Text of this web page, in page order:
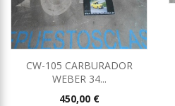
CW-105 CARBURADOR
WEBER 34...
Precio
450,00 €